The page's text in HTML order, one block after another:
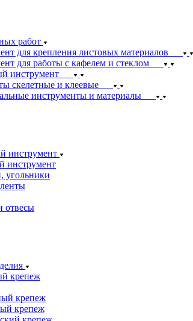
работ
для крепления листовых материалов
для работы с кафелем и стеклом
инструмент
скелетные и клеевые
инструменты и материалы
инструмент
инструмент
угольники
отвесы
крепеж
крепеж
крепеж